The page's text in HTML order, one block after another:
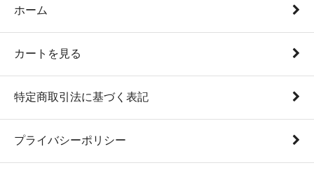
ホーム
カートを見る
特定商取引法に基づく表記
プライバシーポリシー